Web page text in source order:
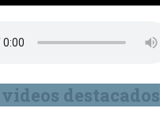
destacados